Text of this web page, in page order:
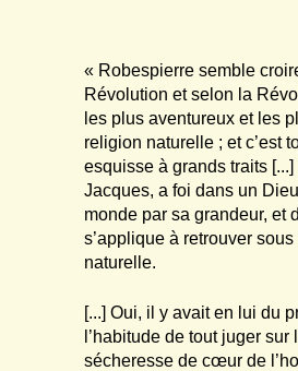
« Robespierre semble
Révolution et selon la
les plus aventureux et les
religion naturelle ; et c’est
esquisse à grands traits
Jacques, a foi dans un
monde par sa grandeur, et
s’applique à retrouver
naturelle.
[...] Oui, il y avait en lui du
l’habitude de tout juger
sécheresse de cœur de